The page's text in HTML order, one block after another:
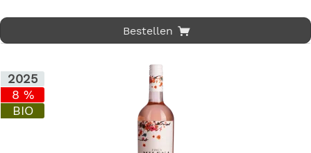
Bestellen
2025
8 %
BIO